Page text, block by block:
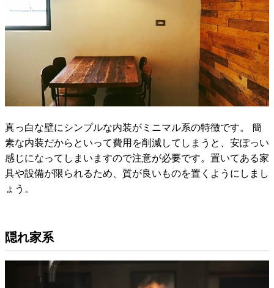
真っ白な壁にシンプルな内装がミニマル系の特徴です。 簡
素な内装だからといって費用を削減してしまうと、安ぽっい
感じになってしまいますので注意が必要です。置いてある家
具や設備が限られるため、質が良いものを置くようにしまし
ょう。
隠れ家系